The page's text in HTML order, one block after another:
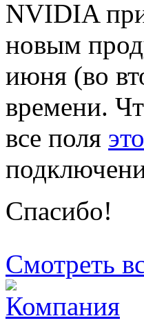
NVIDIA
новым
июня (во
времени.
все поля
Спасибо!
Смотреть